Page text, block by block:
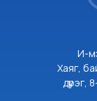
И-
Хаяг,